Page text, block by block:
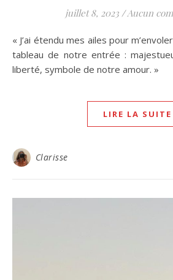
juillet 8, 2023 / Aucun
« J’ai étendu mes ailes pour
tableau de notre entrée :
liberté, symbole de notre amour. »
LIRE LA SUITE
Clarisse